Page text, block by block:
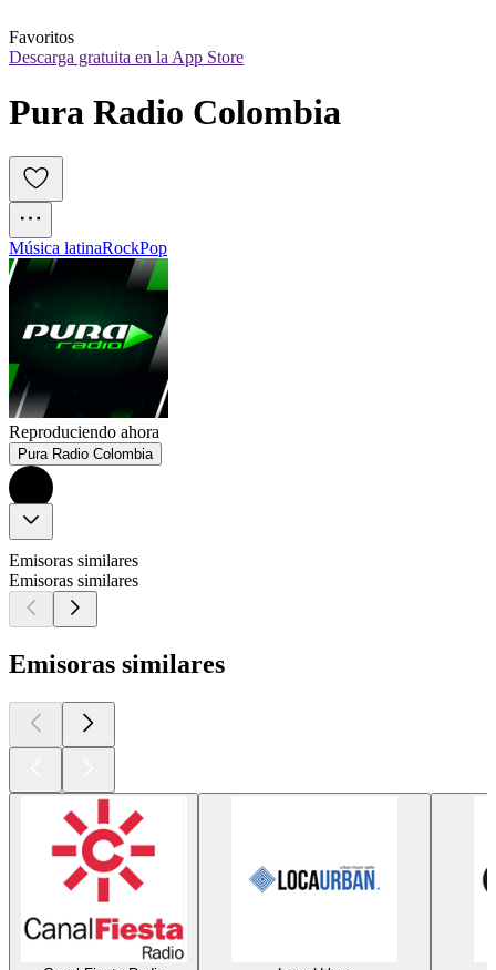
Favoritos
Descarga gratuita en la App Store
Pura Radio Colombia
Música latinaRockPop
Reproduciendo ahora
Pura Radio Colombia
Emisoras similares
Emisoras similares
Emisoras similares